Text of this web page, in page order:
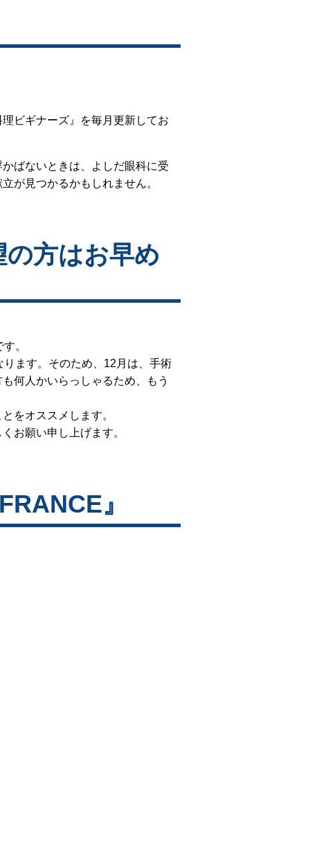
ビギナーズ』を毎月更新してお
ばないときは、よしだ眼科に受
が見つかるかもしれません。
方はお早め
。
ます。そのため、12月は、手術
何人かいらっしゃるため、もう
をオススメします。
お願い申し上げます。
』